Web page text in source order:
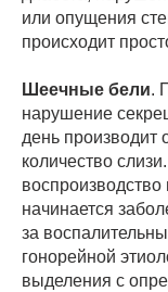
или опущения
происходит
Шеечные бели.
нарушение
день производит
количество
воспроизводство
начинается
за
гонорейной
выделения с